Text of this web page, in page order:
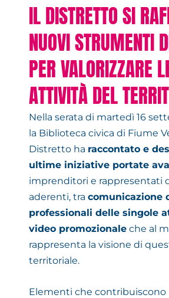
IL DISTRETTO SI
NUOVI STRUMENTI
PER VALORIZZARE
ATTIVITÀ DEL
Nella serata di martedì 16
la Biblioteca civica di Fiume
Distretto ha raccontato e
ultime iniziative portate
imprenditori e rappresentati
aderenti, tracomunicazione
professionali delle singole
video promozionale che al
rappresenta la visione di
territoriale.
Elementi che contribuiscono